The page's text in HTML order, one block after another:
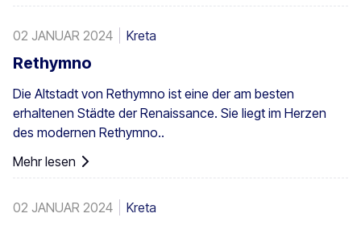
02 JANUAR 2024 Kreta
Rethymno
Die Altstadt von Rethymno ist eine der am besten
erhaltenen Städte der Renaissance. Sie liegt im Herzen
des modernen Rethymno..
Mehr lesen
02 JANUAR 2024 Kreta